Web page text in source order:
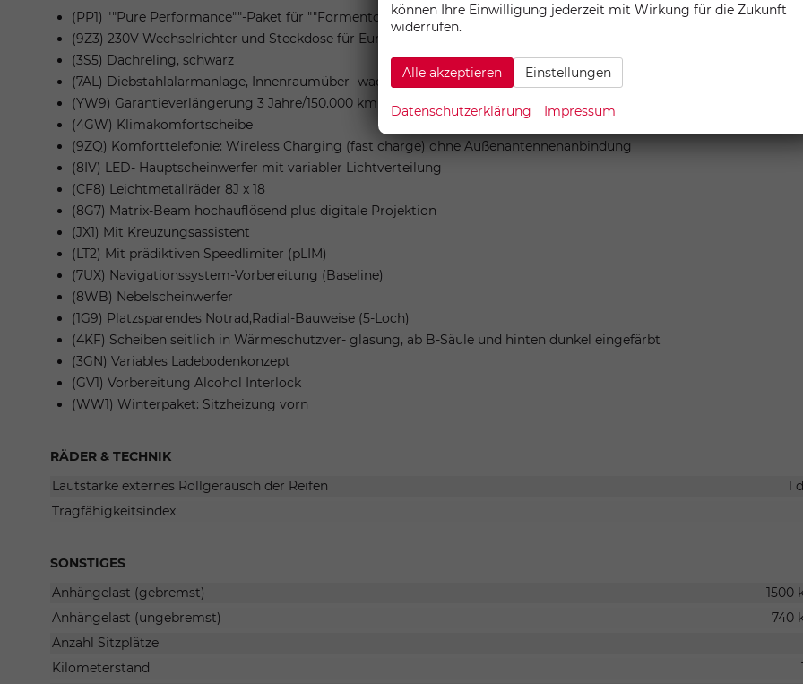
(PP1) ""Pure Performance""-Paket für ""Formentor""-Motoren
(9Z3) 230V Wechselrichter und Steckdose für Europa
(3S5) Dachreling, schwarz
(7AL) Diebstahlalarmanlage, Innenraumüber- wachung,Back-up-Horn und Abschleppschutz
(YW9) Garantieverlängerung 3 Jahre/150.000 km
(4GW) Klimakomfortscheibe
(9ZQ) Komforttelefonie: Wireless Charging (fast charge) ohne Außenantennenanbindung
(8IV) LED- Hauptscheinwerfer mit variabler Lichtverteilung
(CF8) Leichtmetallräder 8J x 18
(8G7) Matrix-Beam hochauflösend plus digitale Projektion
(JX1) Mit Kreuzungsassistent
(LT2) Mit prädiktiven Speedlimiter (pLIM)
(7UX) Navigationssystem-Vorbereitung (Baseline)
(8WB) Nebelscheinwerfer
(1G9) Platzsparendes Notrad,Radial-Bauweise (5-Loch)
(4KF) Scheiben seitlich in Wärmeschutzver- glasung, ab B-Säule und hinten dunkel eingefärbt
(3GN) Variables Ladebodenkonzept
(GV1) Vorbereitung Alcohol Interlock
(WW1) Winterpaket: Sitzheizung vorn
RÄDER & TECHNIK
Lautstärke externes Rollgeräusch der Reifen
1
Tragfähigkeitsindex
SONSTIGES
Anhängelast (gebremst)
1500
Anhängelast (ungebremst)
740
Anzahl Sitzplätze
Kilometerstand
können Ihre Einwilligung jederzeit mit Wirkung für die Zukunft
widerrufen.
Alle akzeptieren Einstellungen
Datenschutzerklärung Impressum